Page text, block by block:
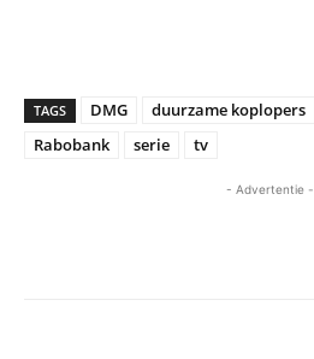
TAGS DMG duurzame koplopers
Rabobank
serie tv
- Advertentie -